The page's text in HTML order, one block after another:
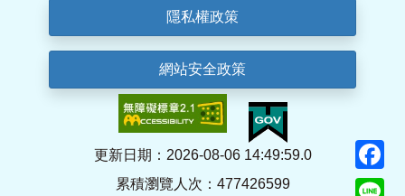
隱私權政策
網站安全政策
更新日期：2026-08-06 14:49:59.0
累積瀏覽人次：477426599